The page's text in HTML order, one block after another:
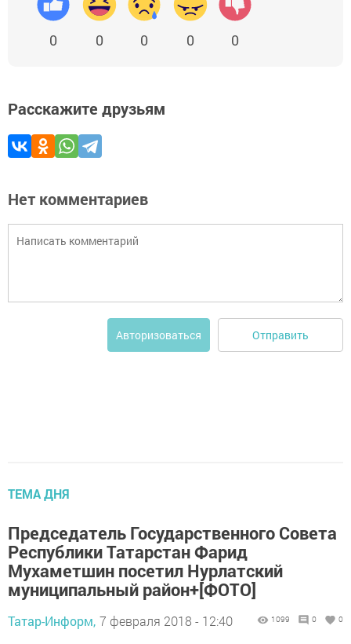
0 0 0 0 0
Расскажите друзьям
Нет комментариев
Авторизоваться Отправить
ТЕМА ДНЯ
Председатель Государственного Совета
Республики Татарстан Фарид
Мухаметшин посетил Нурлатский
муниципальный район+[ФОТО]
Татар-Информ, 7 февраля 2018 - 12:40 1099 0 0